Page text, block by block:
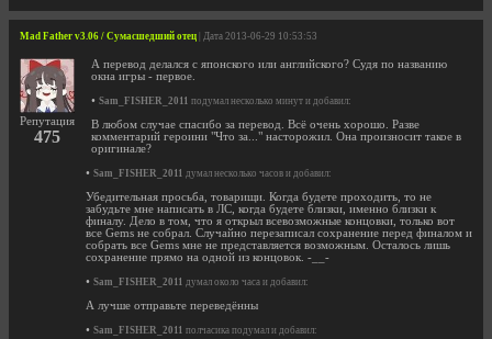
Mad Father v3.06 / Сумасшедший отец | Дата 2013-06-29 10:53:53
Репутация
475
А перевод делался с японского или английского? Судя по названию
окна игры - первое.
• Sam_FISHER_2011 подумал несколько минут и добавил:
В любом случае спасибо за перевод. Всё очень хорошо. Разве
комментарий героини "Что за..." насторожил. Она произносит такое в
оригинале?
• Sam_FISHER_2011 думал несколько часов и добавил:
Убедительная просьба, товарищи. Когда будете проходить, то не
забудьте мне написать в ЛС, когда будете близки, именно близки к
финалу. Дело в том, что я открыл всевозможные концовки, только вот
все Gems не собрал. Случайно перезаписал сохранение перед финалом и
собрать все Gems мне не представляется возможным. Осталось лишь
сохранение прямо на одной из концовок. -__-
• Sam_FISHER_2011 думал около часа и добавил:
А лучше отправьте переведённы
• Sam_FISHER_2011 полчасика подумал и добавил: